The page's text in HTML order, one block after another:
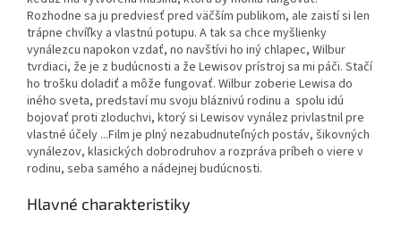
Rozhodne sa ju predviesť pred väčším publikom, ale zaistí si len
trápne chvíľky a vlastnú potupu. A tak sa chce myšlienky
vynálezcu napokon vzdať, no navštívi ho iný chlapec, Wilbur
tvrdiaci, že je z budúcnosti a že Lewisov prístroj sa mi páči. Stačí
ho trošku doladiť a môže fungovať. Wilbur zoberie Lewisa do
iného sveta, predstaví mu svoju bláznivú rodinu a spolu idú
bojovať proti zloduchvi, ktorý si Lewisov vynález privlastnil pre
vlastné účely ...Film je plný nezabudnuteľných postáv, šikovných
vynálezov, klasických dobrodruhov a rozpráva príbeh o viere v
rodinu, seba samého a nádejnej budúcnosti.